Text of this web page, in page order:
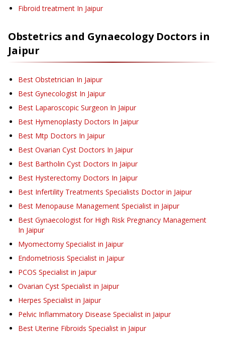
Fibroid treatment In Jaipur
Obstetrics and GynaecologyDoctors in
Jaipur
Best Obstetrician In Jaipur
Best Gynecologist In Jaipur
Best Laparoscopic Surgeon In Jaipur
Best Hymenoplasty Doctors In Jaipur
Best Mtp Doctors In Jaipur
Best Ovarian Cyst Doctors In Jaipur
Best Bartholin Cyst Doctors In Jaipur
Best Hysterectomy Doctors In Jaipur
Best Infertility Treatments Specialists Doctor in Jaipur
Best Menopause Management Specialist in Jaipur
Best Gynaecologist for High Risk Pregnancy Management
In Jaipur
Myomectomy Specialist in Jaipur
Endometriosis Specialist in Jaipur
PCOS Specialist in Jaipur
Ovarian Cyst Specialist in Jaipur
Herpes Specialist in Jaipur
Pelvic Inflammatory Disease Specialist in Jaipur
Best Uterine Fibroids Specialist in Jaipur